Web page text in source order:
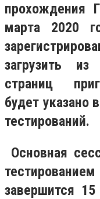
марта 2020
загрузить
страниц
будет указано
тестирований.
Основная
завершится